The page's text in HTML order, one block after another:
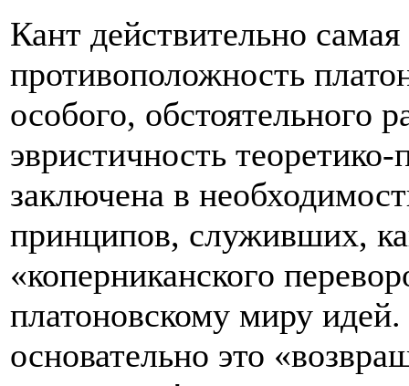
Кант действительно
противоположность
особого, обстоятельного
эвристичность
заключена в
принципов, служивших,
«коперниканского
платоновскому миру
основательно это